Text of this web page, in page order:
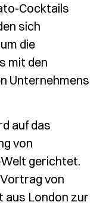
Cocktails
sich
die
mit den
Unternehmens
auf das
von
gerichtet.
von
aus London zur